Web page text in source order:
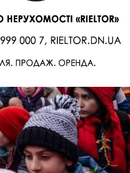
Twitter Telegram